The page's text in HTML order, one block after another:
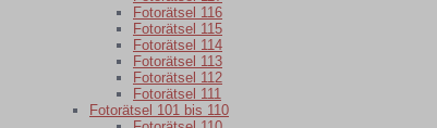
Fotorätsel 116
Fotorätsel 115
Fotorätsel 114
Fotorätsel 113
Fotorätsel 112
Fotorätsel 111
Fotorätsel 101 bis 110